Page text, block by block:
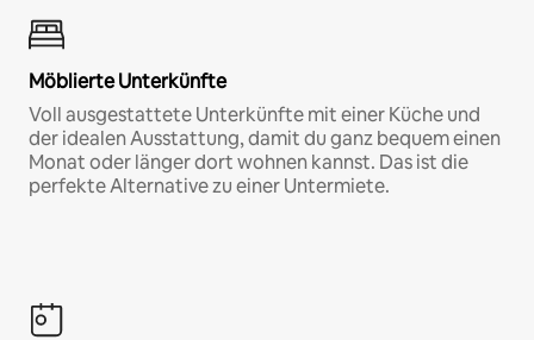
Möblierte Unterkünfte
Voll ausgestattete Unterkünfte mit einer Küche und
der idealen Ausstattung, damit du ganz bequem einen
Monat oder länger dort wohnen kannst. Das ist die
perfekte Alternative zu einer Untermiete.